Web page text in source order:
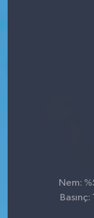
Nem: